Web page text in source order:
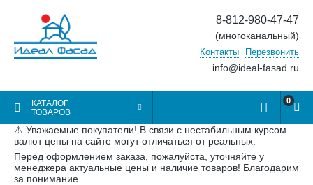
8-812-980-47-47
(многоканальный)
Контакты Перезвонить
info@ideal-fasad.ru
КАТАЛОГ
ТОВАРОВ
0
⚠ Уважаемые покупатели! В связи с нестабильным курсом
валют цены на сайте могут отличаться от реальных.
Перед оформлением заказа, пожалуйста, уточняйте у
менеджера актуальные цены и наличие товаров! Благодарим
за понимание.